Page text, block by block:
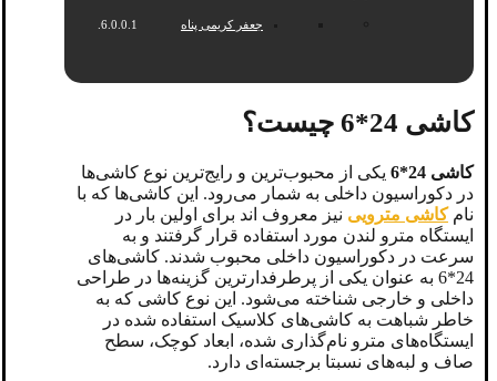
جعفر کریمی پناه
کاشی 24*6 چیست؟
کاشی 24*6
یکی از محبوب‌ترین و رایج‌ترین نوع کاشی‌ها
در دکوراسیون داخلی به شمار می‌رود. این کاشی‌ها که با
نامکاشی مترویی نیز معروف اند برای اولین بار در
ایستگاه مترو لندن مورد استفاده قرار گرفتند و به
سرعت در دکوراسیون داخلی محبوب شدند. کاشی‌های
24*6 به عنوان یکی از پرطرفدارترین گزینه‌ها در طراحی
داخلی و خارجی شناخته می‌شود. این نوع کاشی که به
خاطر شباهت به کاشی‌های کلاسیک استفاده شده در
ایستگاه‌های مترو نام‌گذاری شده، ابعاد کوچک، سطح
صاف و لبه‌های نسبتا برجسته‌ای دارد.